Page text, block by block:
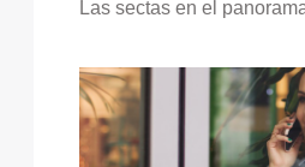
Las sectas en el